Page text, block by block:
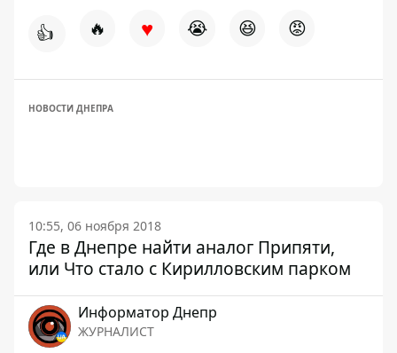
👍 🔥 ♥ 😭 😆 😡
НОВОСТИ ДНЕПРА
10:55, 06 ноября 2018
Где в Днепре найти аналог Припяти,
или Что стало с Кирилловским парком
Информатор Днепр
ЖУРНАЛИСТ